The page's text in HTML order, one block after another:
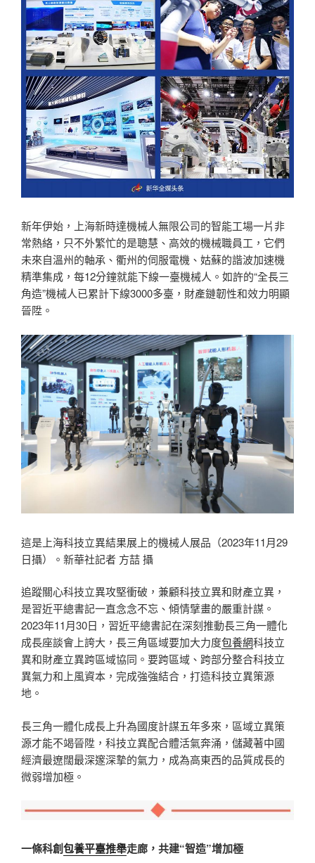
新年伊始，上海新時達機械人無限公司的智能工場一片非
常熱絡，只不外繁忙的是聰慧、高效的機械職員工，它們
未來自溫州的軸承、衢州的伺服電機、姑蘇的諧波加速機
精準集成，每12分鐘就能下線一臺機械人。如許的“全長三
角造”機械人已累計下線3000多臺，財產鏈韌性和效力明顯
晉陞。
這是上海科技立異結果展上的機械人展品（2023年11月29
日攝）。新華社記者 方喆 攝
追蹤關心科技立異攻堅衝破，兼顧科技立異和財產立異，
是習近平總書記一直念念不忘、傾情擘畫的嚴重計謀。
2023年11月30日，習近平總書記在深刻推動長三角一體化
成長座談會上誇大，長三角區域要加大力度包養網科技立
異和財產立異跨區域協同。要跨區域、跨部分整合科技立
異氣力和上風資本，完成強強結合，打造科技立異策源
地。
長三角一體化成長上升為國度計謀五年多來，區域立異策
源才能不竭晉陞，科技立異配合體活氣奔涌，儲藏著中國
經濟最遼闊最深邃深摯的氣力，成為高東西的品質成長的
微弱增加極。
一條科創包養平臺推舉走廊，共建“智造”增加極